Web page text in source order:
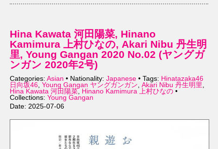
Hina Kawata 河田陽菜, Hinano
Kamimura 上村ひなの, Akari Nibu 丹生明
里, Young Gangan 2020 No.02 (ヤングガ
ンガン 2020年2号)
Categories: Asian • Nationality: Japanese • Tags: Hinatazaka46
日向坂46 Young Gangan ヤングガンガン Akari Nibu 丹生明里
Hina Kawata 河田陽菜, Hinano Kamimura 上村ひなの •
Collections: Young Gangan
Date: 2025-07-06